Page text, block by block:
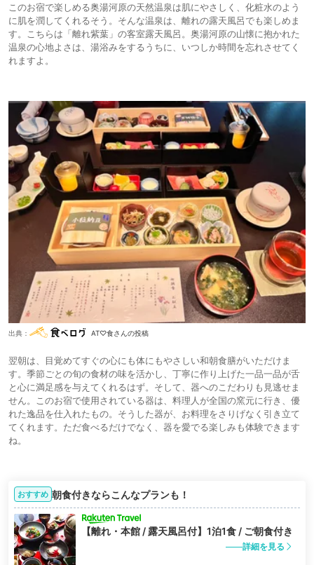
このお宿で楽しめる奥湯河原の天然温泉は肌にやさしく、化粧水のよう
に肌を潤してくれるそう。そんな温泉は、離れの露天風呂でも楽しめま
す。こちらは「離れ紫葉」の客室露天風呂。奥湯河原の山懐に抱かれた
温泉の心地よさは、湯浴みをするうちに、いつしか時間を忘れさせてく
れますよ。
出典： AT♡食さんの投稿
翌朝は、目覚めてすぐの心にも体にもやさしい和朝食膳がいただけま
す。季節ごとの旬の食材の味を活かし、丁寧に作り上げた一品一品が舌
と心に満足感を与えてくれるはず。そして、器へのこだわりも見逃せま
せん。このお宿で使用されている器は、料理人が全国の窯元に行き、優
れた逸品を仕入れたもの。そうした器が、お料理をさりげなく引き立て
てくれます。ただ食べるだけでなく、器を愛でる楽しみも体験できます
ね。
おすすめ 朝食付きならこんなプランも！
【離れ・本館 / 露天風呂付】1泊1食 / ご朝食付き
詳細を見る